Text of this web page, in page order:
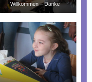
Willkommen – Danke